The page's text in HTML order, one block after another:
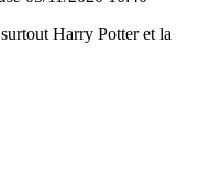
Harry Potter et la